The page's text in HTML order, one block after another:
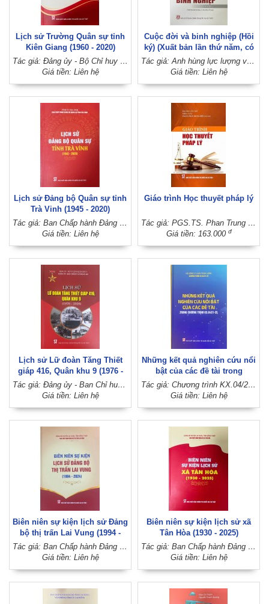
Lịch sử Trường Quân sự tỉnh
Kiên Giang (1960 - 2020)
Tác giả: Đảng ủy - Bộ Chỉ huy quân sự tỉnh Kiên Giang
Giá tiền: Liên hệ
Cuộc đời và binh nghiệp (Hồi
ký) (Xuất bản lần thứ năm, có
sửa chữa, bổ sung)
Tác giả: Anh hùng lực lượng vũ trang nhân dân, Thiếu tướng Trần Ngọc Thổ
Giá tiền: Liên hệ
Lịch sử Đảng bộ Quân sự tỉnh
Trà Vinh (1945 - 2020)
Tác giả: Ban Chấp hành Đảng bộ Quân sự tỉnh Trà Vinh (Tỉnh ủy Trà Vinh)
Giá tiền: Liên hệ
Giáo trình Học thuyết pháp lý
Tác giả: PGS.TS. Phan Trung Hiền (Chủ biên)
Giá tiền: 163.000 đ
Lịch sử Lữ đoàn Tăng Thiết
giáp 416, Quân khu 9 (1976 -
2026)
Tác giả: Đảng ủy - Ban Chỉ huy Lữ đoàn 416 (Đảng ủy - Bộ Tư lệnh Quân khu 9)
Giá tiền: Liên hệ
Những kết quả nghiên cứu nổi
bật của các đề tài trong
Chương trình KX.04/21-25 Tác giả: Chương trình KX.04/21-25 (Hội đồng Lý luận Trung ương)
Giá tiền: Liên hệ
Biên niên sự kiện lịch sử Đảng
bộ thị trấn Lai Vung (1994 -
2024)
Tác giả: Ban Chấp hành Đảng bộ thị trấn Lai Vung (Đảng bộ huyện Lai Vung, tỉnh Đồng Tháp)
Giá tiền: Liên hệ
Biên niên sự kiện lịch sử xã
Tân Hòa (1930 - 2025)
Tác giả: Ban Chấp hành Đảng bộ xã Tân Hòa (Đảng bộ huyện Lai Vung, tỉnh Đồng Tháp)
Giá tiền: Liên hệ